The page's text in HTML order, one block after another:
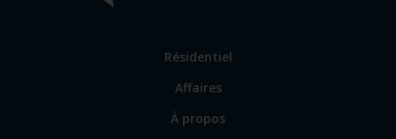
Lien
les
principales
Résidentiel
Affaires
Lien
À propos